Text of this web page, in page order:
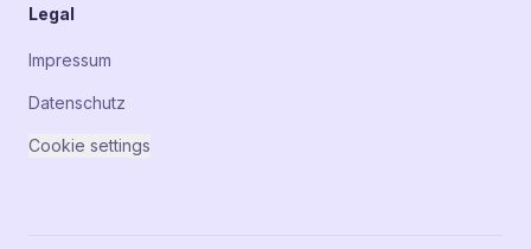
Legal
Impressum
Datenschutz
Cookie settings